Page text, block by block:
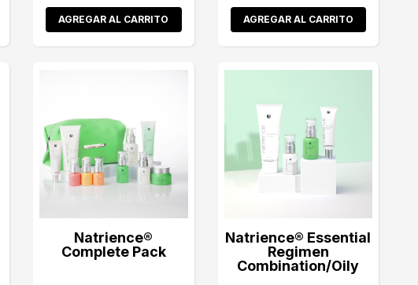
AGREGAR AL CARRITO AGREGAR AL CARRITO
Natrience®
Complete Pack
Natrience® Essential
Regimen
Combination/Oily